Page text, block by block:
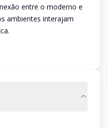
entre o moderno e
ambientes interajam